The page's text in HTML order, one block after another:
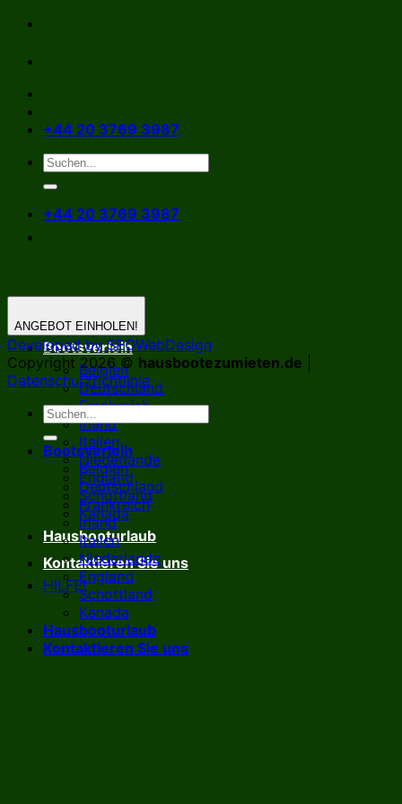
Zum
springen
+44 20 3769 3987
+44 20 3769 3987
Bootsverleih
Belgien
Deutschland
Frankreich
Irland
Italien
Niederlande
England
Schottland
Kanada
Hausbooturlaub
Kontaktieren Sie uns
HILFE!
ANGEBOT EINHOLEN!
Developed by SEOWebDesign
Copyright 2026 © hausbootezumieten.de
Datenschutzrichtlinie
Bootsverleih
Belgien
Deutschland
Frankreich
Irland
Italien
Niederlande
England
Schottland
Kanada
Hausbooturlaub
Kontaktieren Sie uns